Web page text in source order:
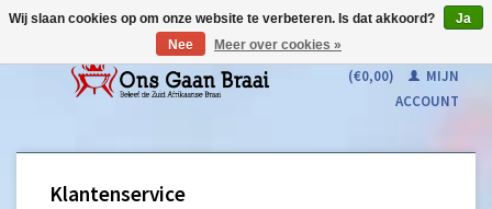
(€0,00)
MIJN
ACCOUNT
Klantenservice
Wij slaan cookies op om onze website te verbeteren. Is dat akkoord?
Ja
Nee
Meer over cookies »